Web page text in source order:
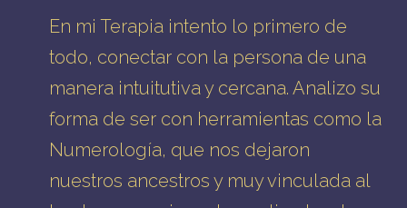
En mi Terapia intento lo primero de
todo, conectar con la persona de una
manera intuitutiva y cercana. Analizo su
forma de ser con herramientas como la
Numerología, que nos dejaron
nuestros ancestros y muy vinculada al